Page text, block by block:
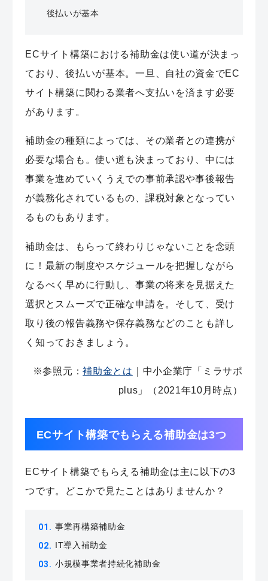
後払いが基本
ECサイト構築における補助金は使い道が決まっ
ており、後払いが基本。一旦、自社の資金でEC
サイト構築に関わる業者へ支払いを済ます必要
があります。
補助金の種類によっては、その業者との連携が
必要な場合も。使い道も決まっており、中には
事業を進めていくうえでの事前承認や事後報告
が義務化されているもの、課税対象となってい
るものもあります。
補助金は、 もらって終わりじゃない ことを念頭
に！最新の制度やスケジュールを把握しながら
なるべく早めに行動し、事業の将来を見据えた
選択とスムーズで正確な申請を。そして、受け
取り後の報告義務や保存義務などのことも詳し
く知っておきましょう。
※参照元：補助金とは ｜ 中小企業庁「ミラサポ
plus」（2021年10月時点）
ECサイト構築でもらえる補助金は3つ
ECサイト構築でもらえる補助金は主に以下の3
つです。どこかで見たことはありませんか？
事業再構築補助金
IT導入補助金
小規模事業者持続化補助金